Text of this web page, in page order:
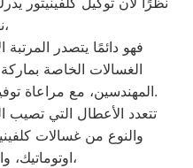
نصر،
فهو دائمًا يتصدر
الغسالات الخاصة
المهندسين، مع مراعاة توفير أفضل خدمات الدعم الفنى.
تتعدد الأعطال التي تصيب
والنوع من غسالات
اوتوماتيك، والنصف اتوماتيك،